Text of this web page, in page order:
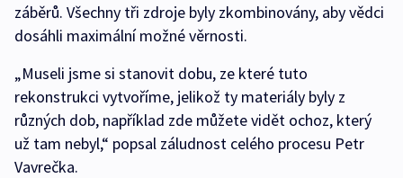
záběrů. Všechny tři zdroje byly zkombinovány, aby vědci
dosáhli maximální možné věrnosti.
„Museli jsme si stanovit dobu, ze které tuto
rekonstrukci vytvoříme, jelikož ty materiály byly z
různých dob, například zde můžete vidět ochoz, který
už tam nebyl,“ popsal záludnost celého procesu Petr
Vavrečka.